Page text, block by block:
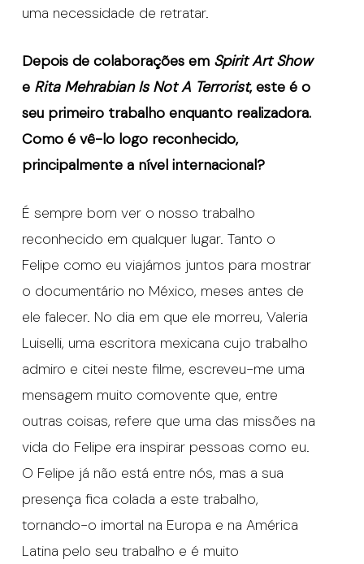
uma necessidade de retratar.
Depois de colaborações em Spirit Art Show
e Rita Mehrabian Is Not A Terrorist, este é o
seu primeiro trabalho enquanto realizadora.
Como é vê-lo logo reconhecido,
principalmente a nível internacional?
É sempre bom ver o nosso trabalho
reconhecido em qualquer lugar. Tanto o
Felipe como eu viajámos juntos para mostrar
o documentário no México, meses antes de
ele falecer. No dia em que ele morreu, Valeria
Luiselli, uma escritora mexicana cujo trabalho
admiro e citei neste filme, escreveu-me uma
mensagem muito comovente que, entre
outras coisas, refere que uma das missões na
vida do Felipe era inspirar pessoas como eu.
O Felipe já não está entre nós, mas a sua
presença fica colada a este trabalho,
tornando-o imortal na Europa e na América
Latina pelo seu trabalho e é muito